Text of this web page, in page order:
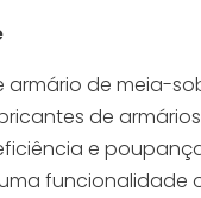
armário de meia-
de
e
funcionalidade